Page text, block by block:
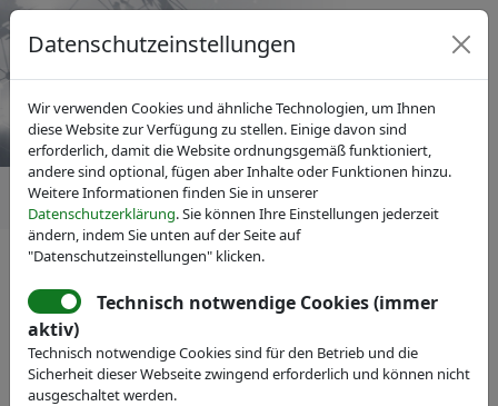
News
Datenschutzeinstellungen
Wir verwenden Cookies und ähnliche Technologien, um Ihnen
diese Website zur Verfügung zu stellen. Einige davon sind
erforderlich, damit die Website ordnungsgemäß funktioniert,
andere sind optional, fügen aber Inhalte oder Funktionen hinzu.
Weitere Informationen finden Sie in unserer
Datenschutzerklärung. Sie können Ihre Einstellungen jederzeit
ändern, indem Sie unten auf der Seite auf
"Datenschutzeinstellungen" klicken.
Technisch notwendige Cookies (immer
aktiv)
Technisch notwendige Cookies sind für den Betrieb und die
Sicherheit dieser Webseite zwingend erforderlich und können nicht
ausgeschaltet werden.